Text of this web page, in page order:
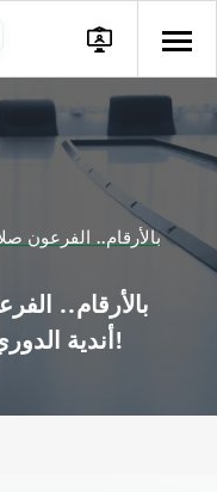
بالأرقام.. الفرعون
بالأرقام..
أندية الدوري المصري مجتمعة!